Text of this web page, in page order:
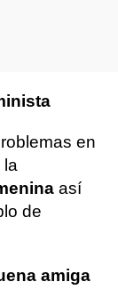
en
la
así
de
amiga